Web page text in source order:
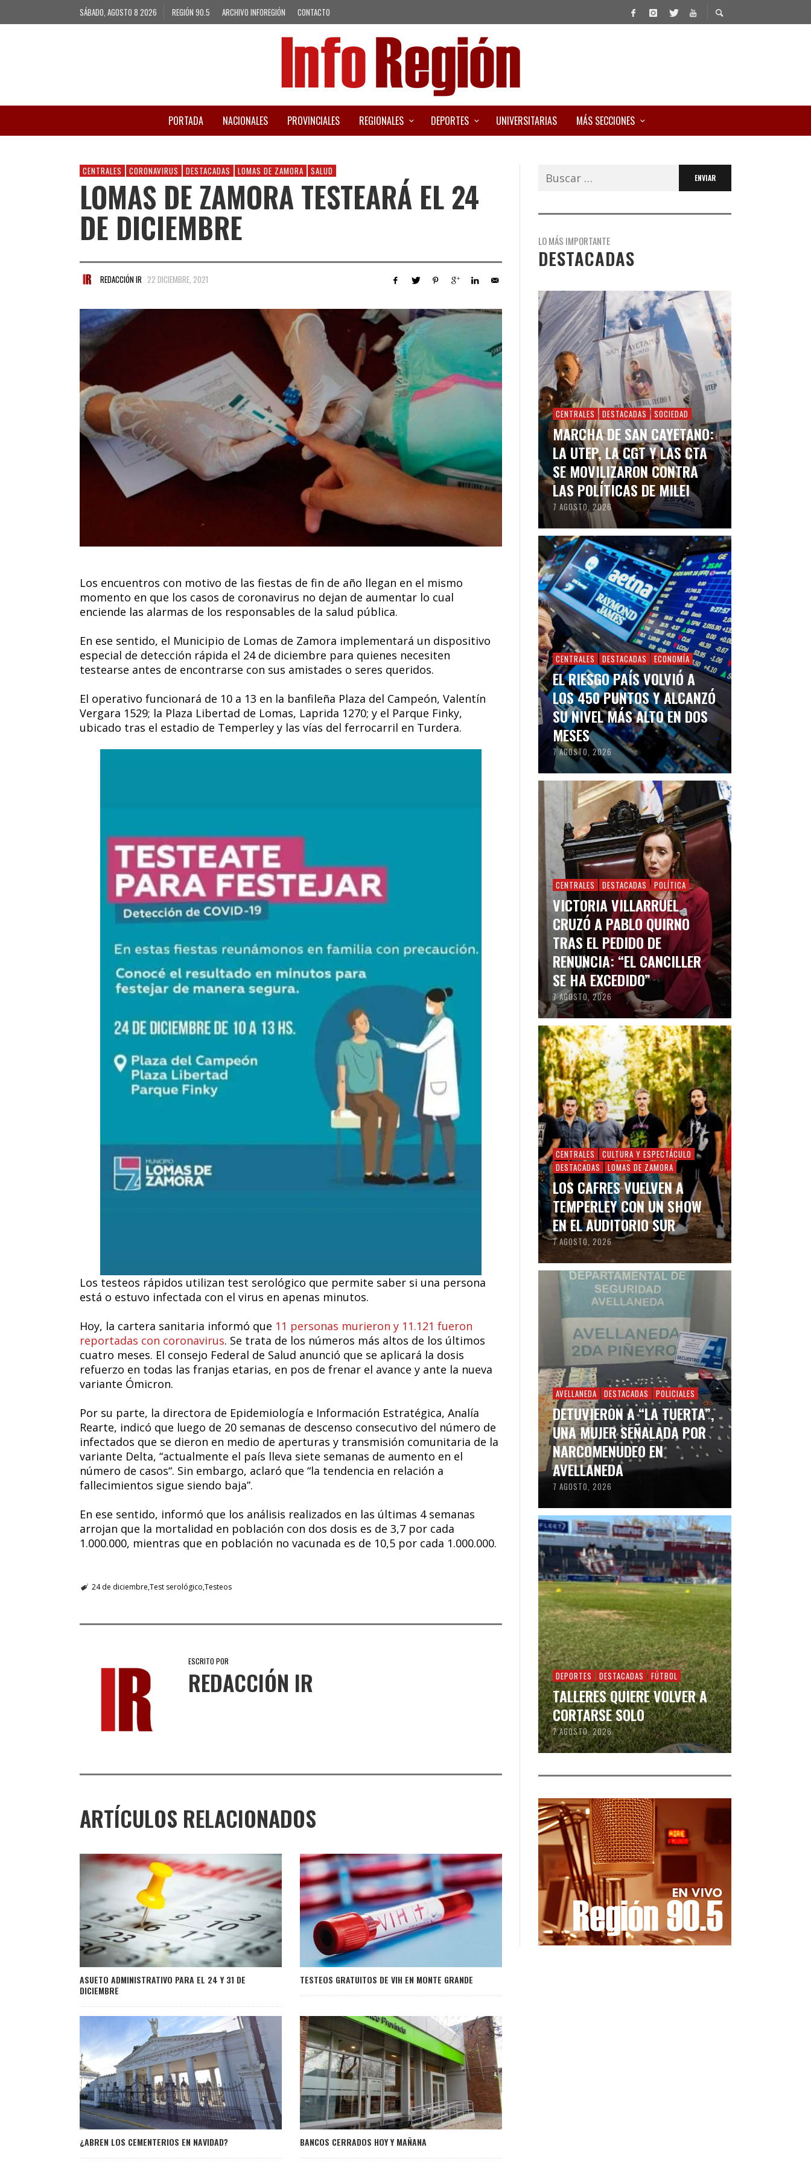
SÁBADO, AGOSTO 8 2026 REGIÓN 90.5 ARCHIVO INFOREGIÓN CONTACTO
PORTADA NACIONALES PROVINCIALES REGIONALES DEPORTES UNIVERSITARIAS MÁS SECCIONES
CENTRALES CORONAVIRUS DESTACADAS LOMAS DE ZAMORA SALUD
LOMAS DE ZAMORA TESTEARÁ EL 24
DE DICIEMBRE
REDACCIÓN IR 22 DICIEMBRE, 2021
Los encuentros con motivo de las fiestas de fin de año llegan en el mismo
momento en que los casos de coronavirus no dejan de aumentar lo cual
enciende las alarmas de los responsables de la salud pública.
En ese sentido, el Municipio de Lomas de Zamora implementará un dispositivo
especial de detección rápida el 24 de diciembre para quienes necesiten
testearse antes de encontrarse con sus amistades o seres queridos.
El operativo funcionará de 10 a 13 en la banfileña Plaza del Campeón, Valentín
Vergara 1529; la Plaza Libertad de Lomas, Laprida 1270; y el Parque Finky,
ubicado tras el estadio de Temperley y las vías del ferrocarril en Turdera.
Los testeos rápidos utilizan test serológico que permite saber si una persona
está o estuvo infectada con el virus en apenas minutos.
Hoy, la cartera sanitaria informó que 11 personas murieron y 11.121 fueron
reportadas con coronavirus. Se trata de los números más altos de los últimos
cuatro meses. El consejo Federal de Salud anunció que se aplicará la dosis
refuerzo en todas las franjas etarias, en pos de frenar el avance y ante la nueva
variante Ómicron.
Por su parte, la directora de Epidemiología e Información Estratégica, Analía
Rearte, indicó que luego de 20 semanas de descenso consecutivo del número de
infectados que se dieron en medio de aperturas y transmisión comunitaria de la
variante Delta, “actualmente el país lleva siete semanas de aumento en el
número de casos“. Sin embargo, aclaró que “la tendencia en relación a
fallecimientos sigue siendo baja”.
En ese sentido, informó que los análisis realizados en las últimas 4 semanas
arrojan que la mortalidad en población con dos dosis es de 3,7 por cada
1.000.000, mientras que en población no vacunada es de 10,5 por cada 1.000.000.
24 de diciembre Test serológico Testeos
ESCRITO POR
REDACCIÓN IR
ARTÍCULOS RELACIONADOS
ASUETO ADMINISTRATIVO PARA EL 24 Y 31 DE
DICIEMBRE
TESTEOS GRATUITOS DE VIH EN MONTE GRANDE
¿ABREN LOS CEMENTERIOS EN NAVIDAD? BANCOS CERRADOS HOY Y MAÑANA
Buscar:
LO MÁS IMPORTANTE
DESTACADAS
CENTRALES DESTACADAS SOCIEDAD
MARCHA DE SAN CAYETANO:
LA UTEP, LA CGT Y LAS CTA
SE MOVILIZARON CONTRA
LAS POLÍTICAS DE MILEI
7 AGOSTO, 2026
CENTRALES DESTACADAS ECONOMÍA
EL RIESGO PAÍS VOLVIÓ A
LOS 450 PUNTOS Y ALCANZÓ
SU NIVEL MÁS ALTO EN DOS
MESES
7 AGOSTO, 2026
CENTRALES DESTACADAS POLÍTICA
VICTORIA VILLARRUEL
CRUZÓ A PABLO QUIRNO
TRAS EL PEDIDO DE
RENUNCIA: “EL CANCILLER
SE HA EXCEDIDO”
7 AGOSTO, 2026
CENTRALES
CULTURA Y ESPECTÁCULO
DESTACADAS
LOMAS DE ZAMORA
LOS CAFRES VUELVEN A
TEMPERLEY CON UN SHOW
EN EL AUDITORIO SUR
7 AGOSTO, 2026
AVELLANEDA DESTACADAS POLICIALES
DETUVIERON A “LA TUERTA”,
UNA MUJER SEÑALADA POR
NARCOMENUDEO EN
AVELLANEDA
7 AGOSTO, 2026
DEPORTES DESTACADAS FÚTBOL
TALLERES QUIERE VOLVER A
CORTARSE SOLO
7 AGOSTO, 2026